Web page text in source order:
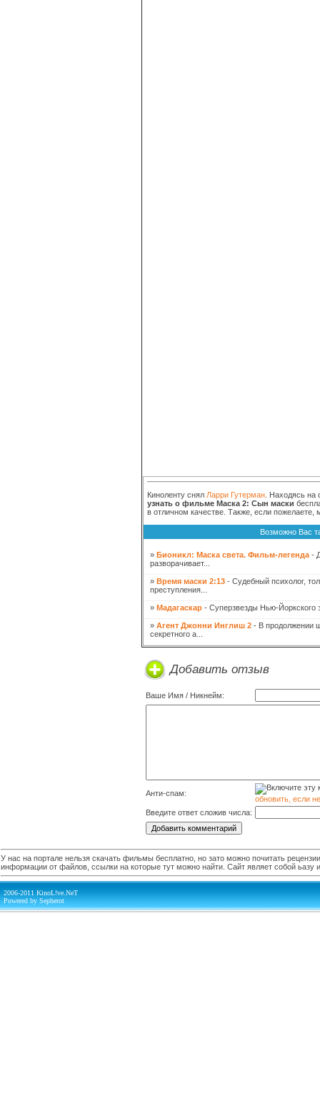
Киноленту снял Ларри Гутерман . Находясь
узнать о фильме Маска 2: Сын маски
в отличном качестве. Также, если
Возможно Вас
» Бионикл: Маска света. Фильм-легенда -
разворачивает...
» Время маски 2:13 - Судебный психолог,
преступления...
» Мадагаскар - Суперзвезды Нью-Йоркского
» Агент Джонни Инглиш 2 - В продолжении
секретного а...
Добавить отзыв
Ваше Имя / Никнейм:
Анти-спам:
обновить, если
Введите ответ сложив числа:
У нас на портале нельзя скачать фильмы бесплатно, но зато можно почитать
информации от файлов, ссылки на которые тут можно найти. Сайт являет собой
2006-2011 KinoL!ve.NeT
Powered by Sepherot